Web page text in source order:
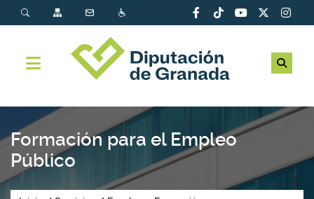
Formación para el Empleo
Público